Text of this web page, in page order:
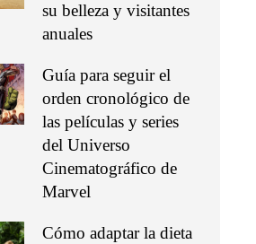
su belleza y visitantes
anuales
Guía para seguir el
orden cronológico de
las películas y series
del Universo
Cinematográfico de
Marvel
Cómo adaptar la dieta